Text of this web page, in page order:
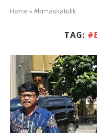
Home »#bimaskatolik
TAG: